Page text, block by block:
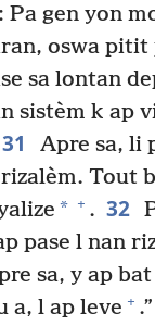
Pa gen yon
oswa pitit
sa lontan
sistèm k ap
31
Apre sa, li
Tout
* + . 32
pase l nan
sa, y ap
a, l ap leve + .”